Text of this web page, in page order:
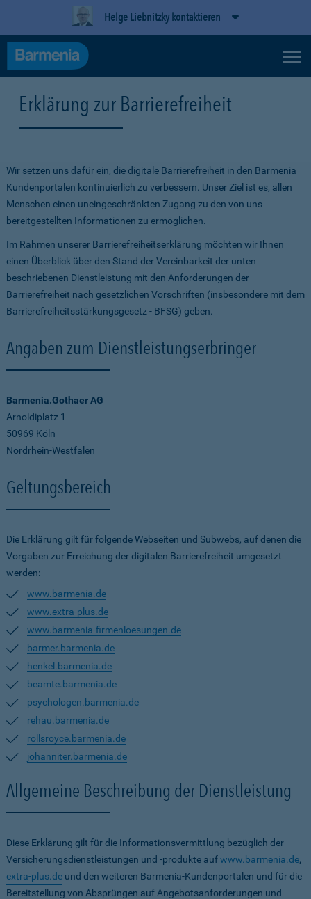
Helge Liebnitzky kontaktieren
Erklärung zur Barrierefreiheit
Wir setzen uns dafür ein, die digitale Barrierefreiheit in den Barmenia
Kundenportalen kontinuierlich zu verbessern. Unser Ziel ist es, allen
Menschen einen uneingeschränkten Zugang zu den von uns
bereitgestellten Informationen zu ermöglichen.
Im Rahmen unserer Barrierefreiheitserklärung möchten wir Ihnen
einen Überblick über den Stand der Vereinbarkeit der unten
beschriebenen Dienstleistung mit den Anforderungen der
Barrierefreiheit nach gesetzlichen Vorschriften (insbesondere mit dem
Barrierefreiheitsstärkungsgesetz - BFSG) geben.
Angaben zum Dienstleistungserbringer
Barmenia.Gothaer AG
Arnoldiplatz 1
50969 Köln
Nordrhein-Westfalen
Geltungsbereich
Die Erklärung gilt für folgende Webseiten und Subwebs, auf denen die
Vorgaben zur Erreichung der digitalen Barrierefreiheit umgesetzt
werden:
www.barmenia.de
www.extra-plus.de
www.barmenia-firmenloesungen.de
barmer.barmenia.de
henkel.barmenia.de
beamte.barmenia.de
psychologen.barmenia.de
rehau.barmenia.de
rollsroyce.barmenia.de
johanniter.barmenia.de
Allgemeine Beschreibung der Dienstleistung
Diese Erklärung gilt für die Informationsvermittlung bezüglich der
Versicherungsdienstleistungen und -produkte aufwww.barmenia.de,
extra-plus.de und den weiteren Barmenia-Kundenportalen und für die
Bereitstellung von Absprüngen auf Angebotsanforderungen und